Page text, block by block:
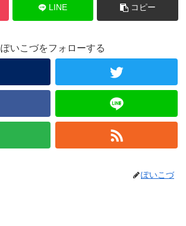
LINE コピー
ぽいこづをフォローする
ぽいこづ